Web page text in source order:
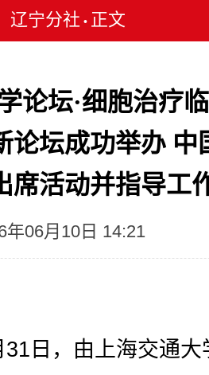
辽宁分社 • 正文
论坛·细胞治疗
论坛成功举办 中
席活动并指导工
年06月10日 14:21
日，由上海交通大